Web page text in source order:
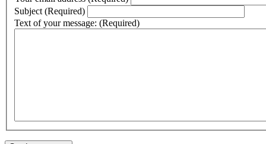
Subject (Required)
Text of your message: (Required)